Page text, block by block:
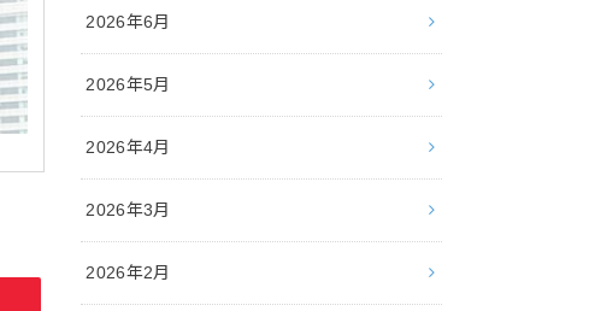
2026年6月
2026年5月
2026年4月
2026年3月
2026年2月